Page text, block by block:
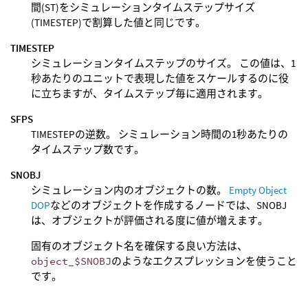
間(ST)をシミュレーションタイムステップサイズ
(TIMESTEP)で割算した値と同じです。
TIMESTEP
シミュレーションタイムステップのサイズ。 この値は、1
秒あたりのユニットで表現した値をスケールするのに役
に立ちますが、タイムステップ毎に適用されます。
SFPS
TIMESTEPの逆数。 シミュレーション時間の1秒あたりの
タイムステップ数です。
SNOBJ
シミュレーション内のオブジェクトの数。 Empty Object
DOPなどのオブジェクトを作成するノードでは、SNOBJ
は、オブジェクトが評価される度に値が増えます。
固有のオブジェクト名を確保する良い方法は、
object_$SNOBJのようなエクスプレッションを使うこと
です。